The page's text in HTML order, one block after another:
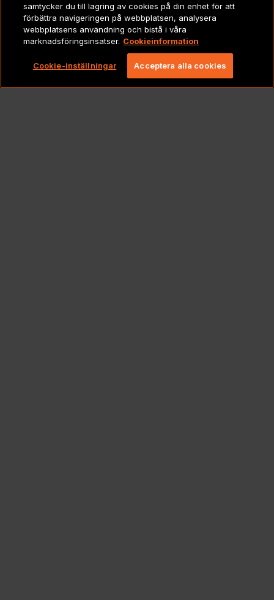
JURIDISKT
Copyright 2026 Lionbridge Technologies, LLC. Alla
rättigheter förbehållna.
samtycker du till lagring av cookies på din enhet för att
förbättra navigeringen på webbplatsen, analysera
webbplatsens användning och bistå i våra
marknadsföringsinsatser. Cookieinformation
Cookie-inställningar Acceptera alla cookies